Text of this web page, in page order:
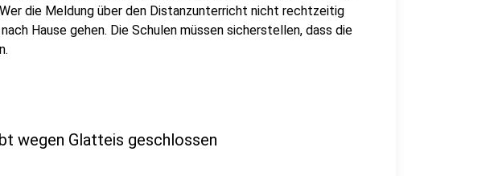
die Meldung über den Distanzunterricht nicht rechtzeitig
Hause gehen. Die Schulen müssen sicherstellen, dass die
wegen Glatteis geschlossen